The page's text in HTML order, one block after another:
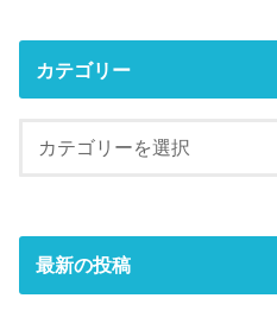
カテゴリー
最新の投稿